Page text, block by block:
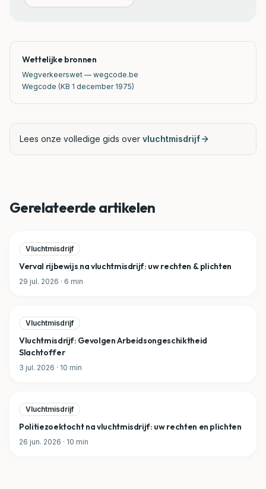
Wettelijke bronnen
Wegverkeerswet — wegcode.be
Wegcode (KB 1 december 1975)
Lees onze volledige gids over vluchtmisdrijf
Gerelateerde artikelen
Vluchtmisdrijf
Verval rijbewijs na vluchtmisdrijf: uw rechten & plichten
29 jul. 2026 · 6 min
Vluchtmisdrijf
Vluchtmisdrijf: Gevolgen Arbeidsongeschiktheid
Slachtoffer
3 jul. 2026 · 10 min
Vluchtmisdrijf
Politiezoektocht na vluchtmisdrijf: uw rechten en plichten
26 jun. 2026 · 10 min